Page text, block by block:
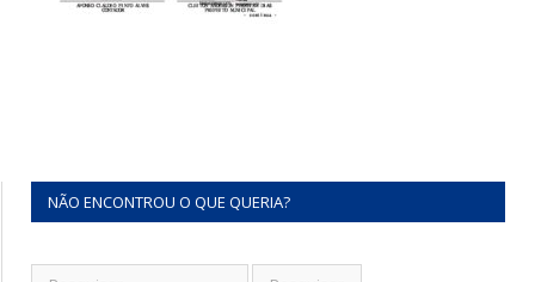
NÃO ENCONTROU O QUE QUERIA?